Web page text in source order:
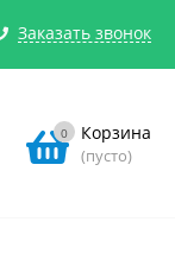
Заказать звонок
0 Корзина
(пусто)